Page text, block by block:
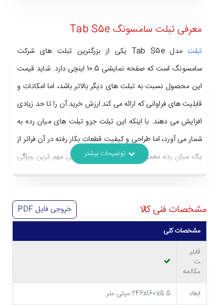
معرفی تبلت سامسونگ Tab S5e
تبلت
مدل Tab S5e یکی از بزرگترین تبلت های شرکت
سامسونگ است که صفحه نمایشی 10.5 اینچی دارد. شاید قیمت
این محصول نسبت به تبلت های دیگر بالاتر باشد، اما امکانات و
قابلیت های فراوانی که ارائه می کند ارزش خرید آن را تا حد زیادی
افزایش می دهند. با اینکه این تبلت جزو تبلت های میان رده به
شمار می آورد، اما طراحی و کیفیت قطعات بکار رفته در آن فراتر از
یک میان رده معمولی است. در ادامه به بررسی مهم ترین ویژگی
مشخصات فنی کالا خروجی فایل
مشخصات کلی
قابلی
ت
مکالمه
ابعاد
246x160x5.5 میلی متر